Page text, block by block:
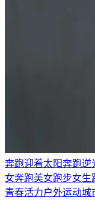
奔跑迎着太阳奔跑逆
女奔跑美女跑步女生
青春活力户外运动城